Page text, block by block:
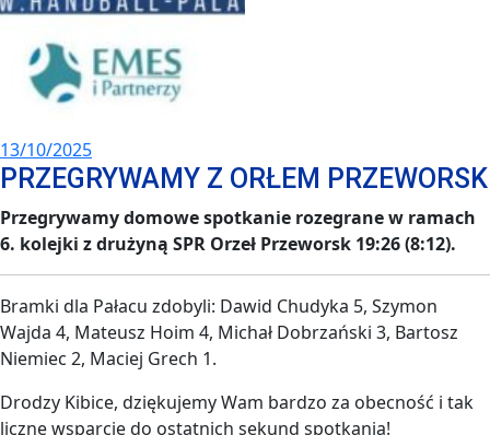
13/10/2025
PRZEGRYWAMY Z ORŁEM PRZEWORSK
Przegrywamy domowe spotkanie rozegrane w ramach
6. kolejki z drużyną SPR Orzeł Przeworsk 19:26 (8:12).
Bramki dla Pałacu zdobyli: Dawid Chudyka 5, Szymon
Wajda 4, Mateusz Hoim 4, Michał Dobrzański 3, Bartosz
Niemiec 2, Maciej Grech 1.
Drodzy Kibice, dziękujemy Wam bardzo za obecność i tak
liczne wsparcie do ostatnich sekund spotkania!